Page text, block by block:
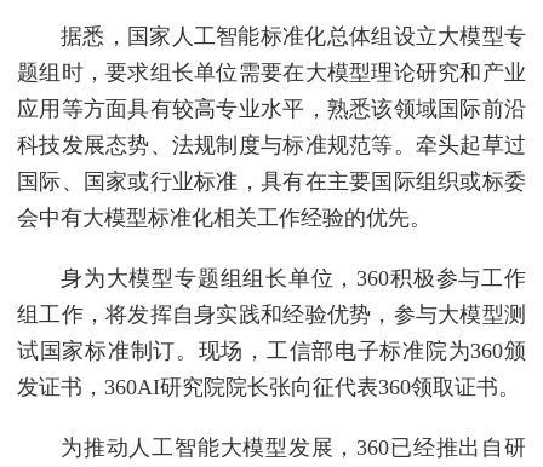
据悉，国家人工智能标准化总体组设立大模型专
题组时，要求组长单位需要在大模型理论研究和产业
应用等方面具有较高专业水平，熟悉该领域国际前沿
科技发展态势、法规制度与标准规范等。牵头起草过
国际、国家或行业标准，具有在主要国际组织或标委
会中有大模型标准化相关工作经验的优先。
身为大模型专题组组长单位，360积极参与工作
组工作，将发挥自身实践和经验优势，参与大模型测
试国家标准制订。现场，工信部电子标准院为360颁
发证书，360AI研究院院长张向征代表360领取证书。
为推动人工智能大模型发展，360已经推出自研